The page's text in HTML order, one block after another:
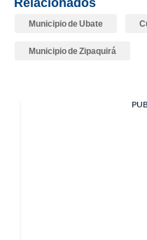
Municipio de Ubate
Municipio de Zipaquirá